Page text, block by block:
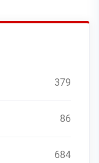
379
86
684